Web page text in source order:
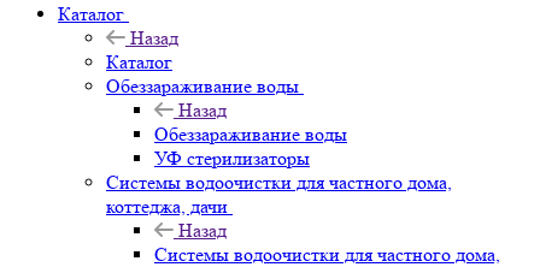
Каталог
Назад
Каталог
Обеззараживание воды
Назад
Обеззараживание воды
УФ стерилизаторы
Системы водоочистки для частного дома,
коттеджа, дачи
Назад
Системы водоочистки для частного дома,